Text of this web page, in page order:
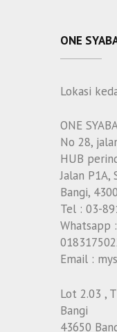
ONE
Lokasi
ONE
No 28,
HUB
Jalan P1A,
Bangi,
Tel : 03-
Whatsapp :
Email :
Lot 2.03 ,
Bangi
43650